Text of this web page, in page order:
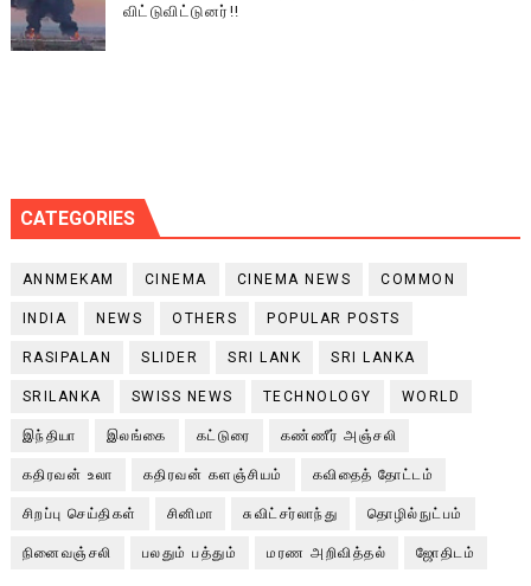
விட்டுவிட்டுனர்!!
CATEGORIES
ANNMEKAM CINEMA CINEMA NEWS COMMON
INDIA NEWS OTHERS POPULAR POSTS
RASIPALAN SLIDER SRI LANK SRI LANKA
SRILANKA SWISS NEWS TECHNOLOGY WORLD
இந்தியா இலங்கை கட்டுரை கண்ணீர் அஞ்சலி
கதிரவன் உலா கதிரவன் களஞ்சியம் கவிதைத் தோட்டம்
சிறப்பு செய்திகள் சினிமா சுவிட்சர்லாந்து தொழில்நுட்பம்
நினைவஞ்சலி பலதும் பத்தும் மரண அறிவித்தல் ஜோதிடம்